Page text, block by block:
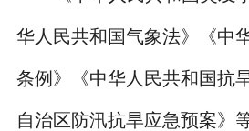
华人民共和国气象法》《中
条例》《中华人民共和国抗
自治区防汛抗旱应急预案》